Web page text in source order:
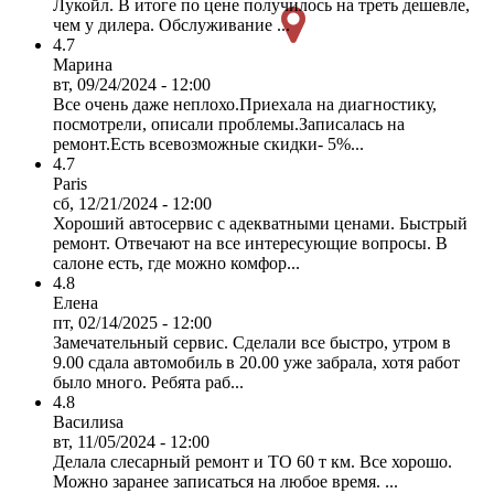
Лукойл. В итоге по цене получилось на треть дешевле,
чем у дилера. Обслуживание ...
4.7
Марина
вт, 09/24/2024 - 12:00
Все очень даже неплохо.Приехала на диагностику,
посмотрели, описали проблемы.Записалась на
ремонт.Есть всевозможные скидки- 5%...
4.7
Paris
сб, 12/21/2024 - 12:00
Хороший автосервис с адекватными ценами. Быстрый
ремонт. Отвечают на все интересующие вопросы. В
салоне есть, где можно комфор...
4.8
Елена
пт, 02/14/2025 - 12:00
Замечательный сервис. Сделали все быстро, утром в
9.00 сдала автомобиль в 20.00 уже забрала, хотя работ
было много. Ребята раб...
4.8
Василиsa
вт, 11/05/2024 - 12:00
Делала слесарный ремонт и ТО 60 т км. Все хорошо.
Можно заранее записаться на любое время. ...